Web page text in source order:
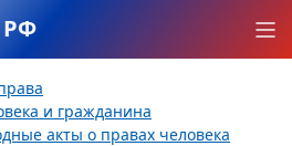
РФ
и гражданина
акты о правах человека